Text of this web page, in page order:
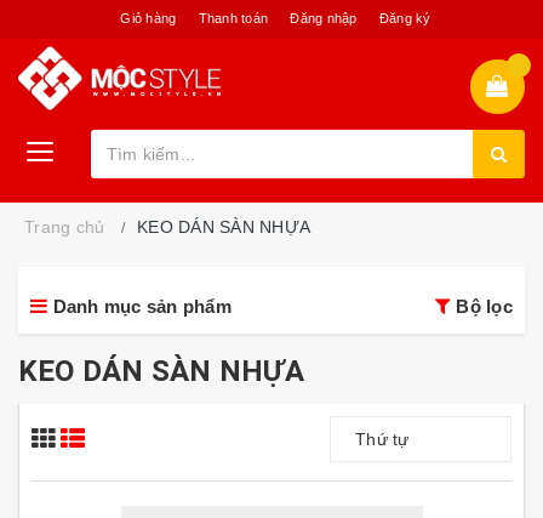
Giỏ hàng Thanh toán Đăng nhập Đăng ký
Trang chủ KEO DÁN SÀN NHỰA
Danh mục sản phẩm Bộ lọc
KEO DÁN SÀN NHỰA
Thứ tự